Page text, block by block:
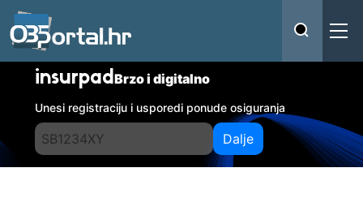
insurpadBrzo i digitalno
Unesi registraciju i usporedi ponude osiguranja
Dalje